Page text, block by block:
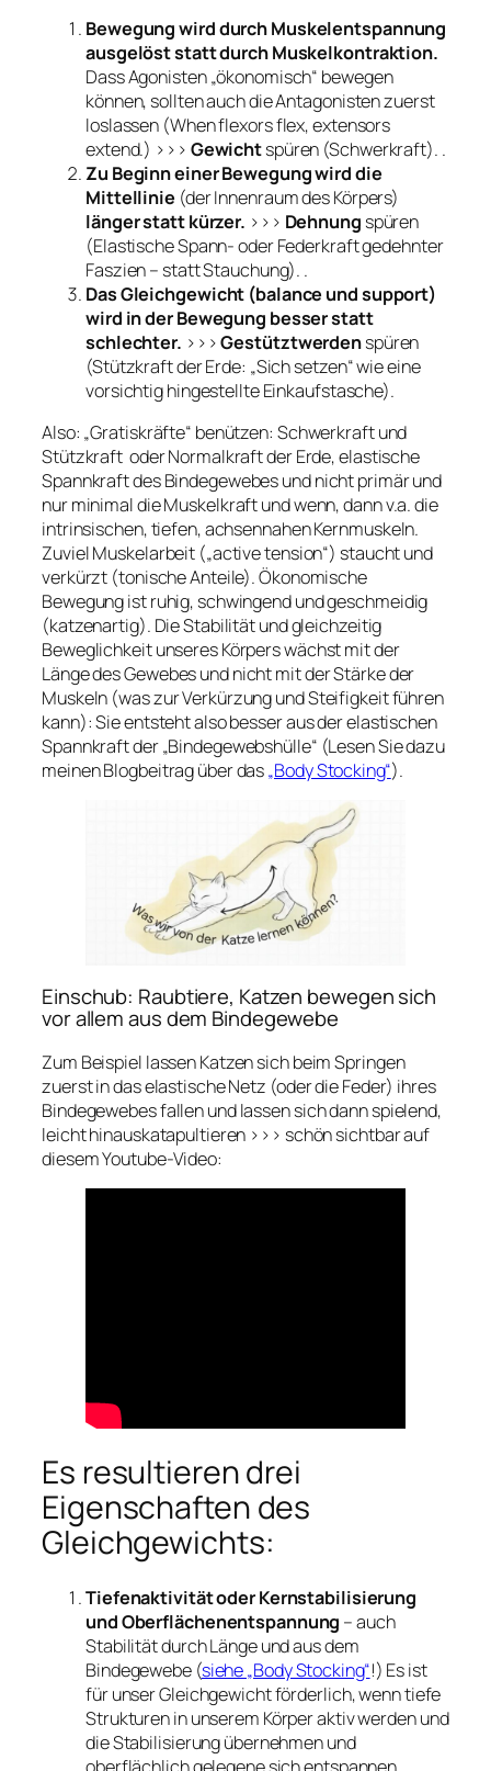
Bewegung wird durch Muskelentspannung
ausgelöst statt durch Muskelkontraktion.
Dass Agonisten „ökonomisch“ bewegen
können, sollten auch die Antagonisten zuerst
loslassen (When flexors flex, extensors
extend.) >>> Gewichtspüren (Schwerkraft). .
Zu Beginn einer Bewegung wird die
Mittellinie (der Innenraum des Körpers)
länger statt kürzer. >>> Dehnung spüren
(Elastische Spann- oder Federkraft gedehnter
Faszien – statt Stauchung). .
Das Gleichgewicht (balance und support)
wird in der Bewegung besser statt
schlechter. >>>Gestütztwerdenspüren
(Stützkraft der Erde: „Sich setzen“ wie eine
vorsichtig hingestellte Einkaufstasche).
Also: „Gratiskräfte“ benützen: Schwerkraft und
Stützkraft oder Normalkraft der Erde, elastische
Spannkraft des Bindegewebes und nicht primär und
nur minimal die Muskelkraft und wenn, dann v.a. die
intrinsischen, tiefen, achsennahen Kernmuskeln.
Zuviel Muskelarbeit („active tension“) staucht und
verkürzt (tonische Anteile). Ökonomische
Bewegung ist ruhig, schwingend und geschmeidig
(katzenartig). Die Stabilität und gleichzeitig
Beweglichkeit unseres Körpers wächst mit der
Länge des Gewebes und nicht mit der Stärke der
Muskeln (was zur Verkürzung und Steifigkeit führen
kann): Sie entsteht also besser aus der elastischen
Spannkraft der „Bindegewebshülle“ (Lesen Sie dazu
meinen Blogbeitrag über das„Body Stocking“).
Einschub: Raubtiere, Katzen bewegen sich
vor allem aus dem Bindegewebe
Zum Beispiel lassen Katzen sich beim Springen
zuerst in das elastische Netz (oder die Feder) ihres
Bindegewebes fallen und lassen sich dann spielend,
leicht hinauskatapultieren >>> schön sichtbar auf
diesem Youtube-Video:
Es resultieren drei
Eigenschaften des
Gleichgewichts:
Tiefenaktivität oder Kernstabilisierung
und Oberflächenentspannung – auch
Stabilität durch Länge und aus dem
Bindegewebe (siehe „Body Stocking“!) Es ist
für unser Gleichgewicht förderlich, wenn tiefe
Strukturen in unserem Körper aktiv werden und
die Stabilisierung übernehmen und